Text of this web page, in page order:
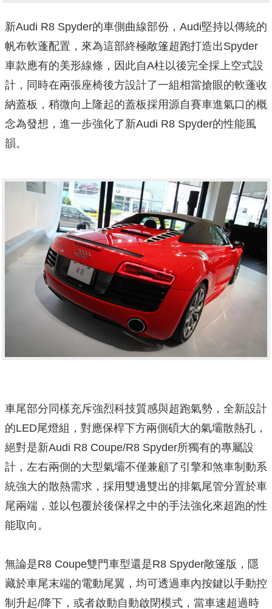
新Audi R8 Spyder的車側曲線部份，Audi堅持以傳統的
帆布軟蓬配置，來為這部終極敞篷超跑打造出Spyder
車款應有的美形線條，因此自A柱以後完全採上空式設
計，同時在兩張座椅後方設計了一組相當搶眼的軟蓬收
納蓋板，稍微向上隆起的蓋板採用源自賽車進氣口的概
念為發想，進一步強化了新Audi R8 Spyder的性能風
韻。
車尾部分同樣充斥強烈科技質感與超跑氣勢，全新設計
的LED尾燈組，對應保桿下方兩側碩大的氣壩散熱孔，
絕對是新Audi R8 Coupe/R8 Spyder所獨有的專屬設
計，左右兩側的大型氣壩不僅兼顧了引擎和煞車制動系
統強大的散熱需求，採用雙邊雙出的排氣尾管分置於車
尾兩端，並以包覆於後保桿之中的手法強化來超跑的性
能取向。
無論是R8 Coupe雙門車型還是R8 Spyder敞篷版，隱
藏於車尾末端的電動尾翼，均可透過車內按鍵以手動控
制升起/降下，或者啟動自動啟閉模式，當車速超過時